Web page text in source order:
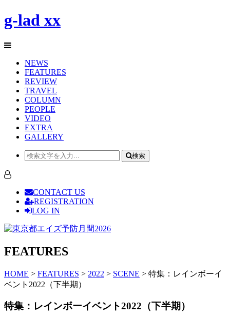
g-lad xx
NEWS
FEATURES
REVIEW
TRAVEL
COLUMN
PEOPLE
VIDEO
EXTRA
GALLERY
検索
CONTACT US
REGISTRATION
LOG IN
FEATURES
HOME > FEATURES > 2022 > SCENE > 特集：レインボーイ
ベント2022（下半期）
特集：レインボーイベント2022（下半期）